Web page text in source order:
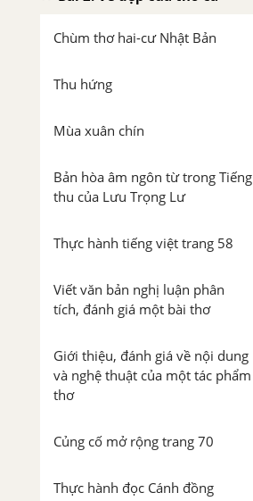
Chùm thơ hai-cư Nhật Bản
Thu hứng
Mùa xuân chín
Bản hòa âm ngôn từ trong Tiếng
thu của Lưu Trọng Lư
Thực hành tiếng việt trang 58
Viết văn bản nghị luận phân
tích, đánh giá một bài thơ
Giới thiệu, đánh giá về nội dung
và nghệ thuật của một tác phẩm
thơ
Củng cố mở rộng trang 70
Thực hành đọc Cánh đồng